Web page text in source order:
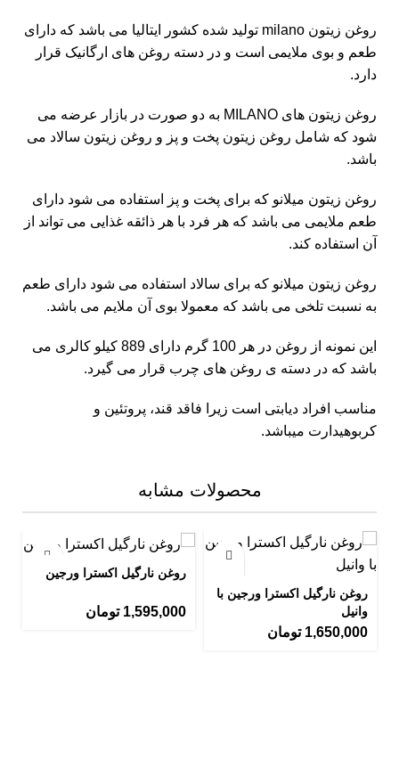
روغن زیتون
تولید شده کشور ایتالیا می باشد که دارای
طعم و بوی ملایمی است و در دسته روغن های ارگانیک قرار
دارد.
روغن زیتون های MILANO به دو صورت در بازار عرضه می
شود که شامل روغن زیتون پخت و پز و روغن زیتون سالاد می
باشد.
روغن زیتون میلانو که برای پخت و پز استفاده می شود دارای
طعم ملایمی می باشد که هر فرد با هر ذائقه غذایی می تواند از
آن استفاده کند.
روغن زیتون میلانو که برای سالاد استفاده می شود دارای طعم
به نسبت تلخی می باشد که معمولا بوی آن ملایم می باشد.
این نمونه از روغن در هر 100 گرم دارای 889 کیلو کالری می
باشد که در دسته ی روغن های چرب قرار می گیرد.
مناسب افراد دیابتی است زیرا فاقد قند، پروتئین و
کربوهیدارت میباشد.
محصولات مشابه
روغن نارگیل اکسترا ورجین با
وانیل
1,650,000 تومان
روغن نارگیل اکسترا ورجین
1,595,000 تومان